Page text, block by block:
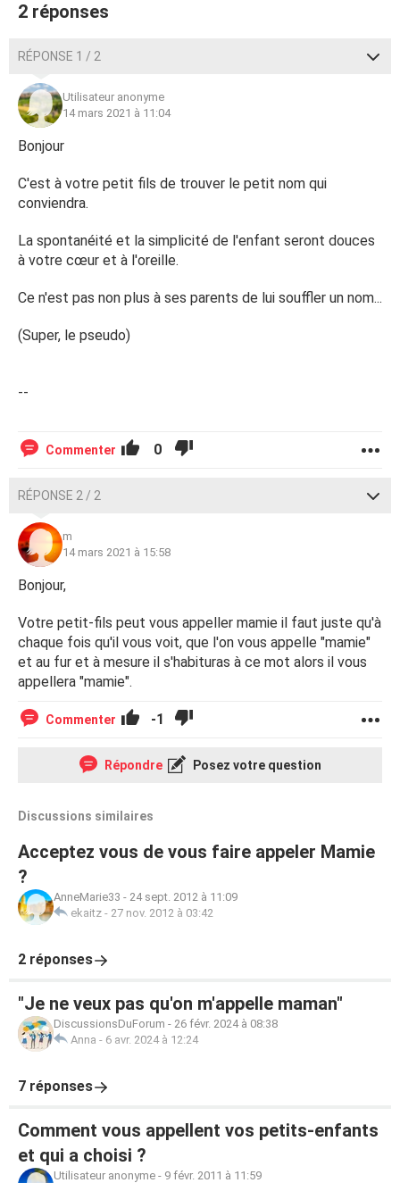
2 réponses
RÉPONSE 1 / 2
Utilisateur anonyme
14 mars 2021 à 11:04
Bonjour
C'est à votre petit fils de trouver le petit nom qui
conviendra.
La spontanéité et la simplicité de l'enfant seront douces
à votre cœur et à l'oreille.
Ce n'est pas non plus à ses parents de lui souffler un nom...
(Super, le pseudo)
--
Commenter 0
RÉPONSE 2 / 2
m
14 mars 2021 à 15:58
Bonjour,
Votre petit-fils peut vous appeller mamie il faut juste qu'à
chaque fois qu'il vous voit, que l'on vous appelle "mamie"
et au fur et à mesure il s'habituras à ce mot alors il vous
appellera "mamie".
Commenter -1
Répondre Posez votre question
Discussions similaires
Acceptez vous de vous faire appeler Mamie
?
AnneMarie33 - 24 sept. 2012 à 11:09
ekaitz - 27 nov. 2012 à 03:42
2 réponses
"Je ne veux pas qu'on m'appelle maman"
DiscussionsDuForum - 26 févr. 2024 à 08:38
Anna - 6 avr. 2024 à 12:24
7 réponses
Comment vous appellent vos petits-enfants
et qui a choisi ?
Utilisateur anonyme - 9 févr. 2011 à 11:59